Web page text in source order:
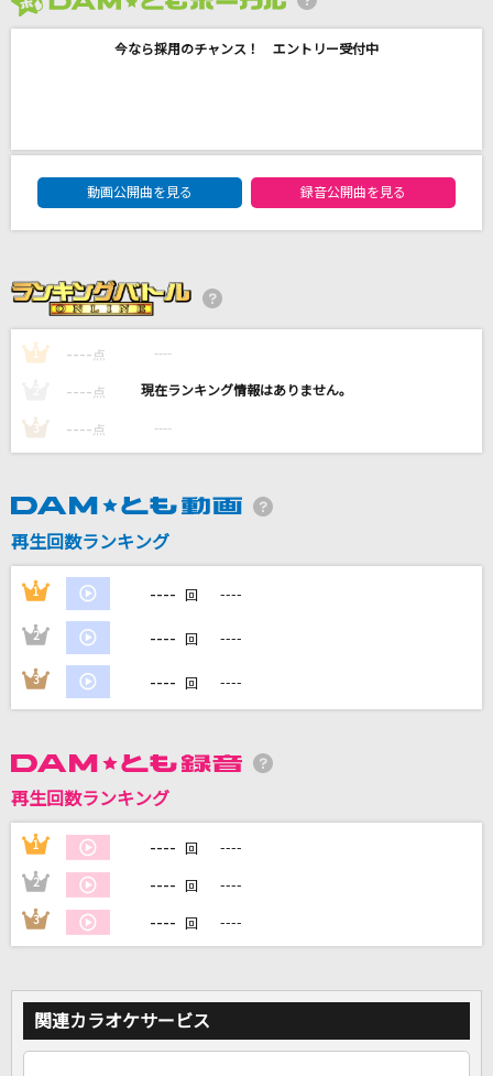
Everything's All Right
松任谷由実(荒井由実)
[生音]空に歌えば
踊り子
Vaundy
カラオケ最新情報をチェック！
カラオケをもっと楽しもう！
今なら採用のチャンス！ エントリー受付中
DAM★ともボーカルエントリーランキング
動画公開曲を見る
録音公開曲を見る
1 ---- 点 ----
---- 点 ----
3 ---- 点 ----
再生回数ランキング
1 ---- 回 ----
2 ---- 回 ----
3 ---- 回 ----
再生回数ランキング
1 ---- 回 ----
2 ---- 回 ----
3 ---- 回 ----
関連カラオケサービス